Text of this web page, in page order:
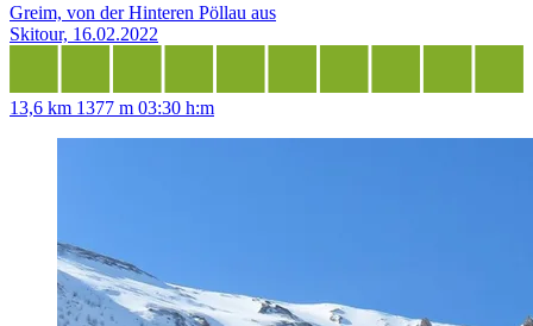
Greim, von der Hinteren Pöllau aus
Skitour, 16.02.2022
13,6 km 1377 m 03:30 h:m